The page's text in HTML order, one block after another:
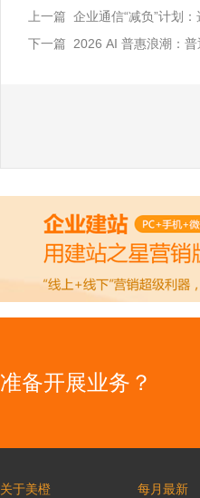
上一篇 企业通信“减负”计划
下一篇 2026 AI 普惠浪潮：
准备开展业务？
关于美橙 每月最新